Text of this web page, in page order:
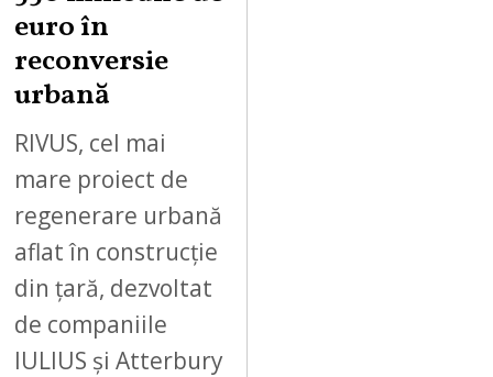
euro în
reconversie
urbană
RIVUS, cel mai
mare proiect de
regenerare urbană
aflat în construcție
din țară, dezvoltat
de companiile
IULIUS și Atterbury